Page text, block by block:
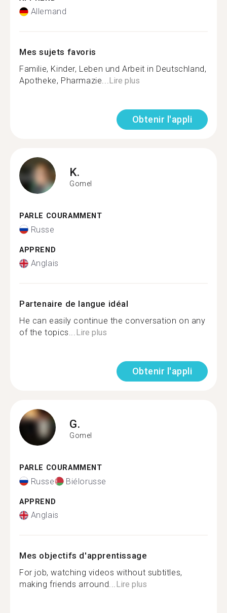
Allemand
Mes sujets favoris
Familie, Kinder, Leben und Arbeit in Deutschland,
Apotheke, Pharmazie...Lire plus
Obtenir l'appli
K.
Gomel
PARLE COURAMMENT
Russe
APPREND
Anglais
Partenaire de langue idéal
He can easily continue the conversation on any
of the topics...Lire plus
Obtenir l'appli
G.
Gomel
PARLE COURAMMENT
Russe Biélorusse
APPREND
Anglais
Mes objectifs d'apprentissage
For job, watching videos without subtitles,
making friends arround...Lire plus